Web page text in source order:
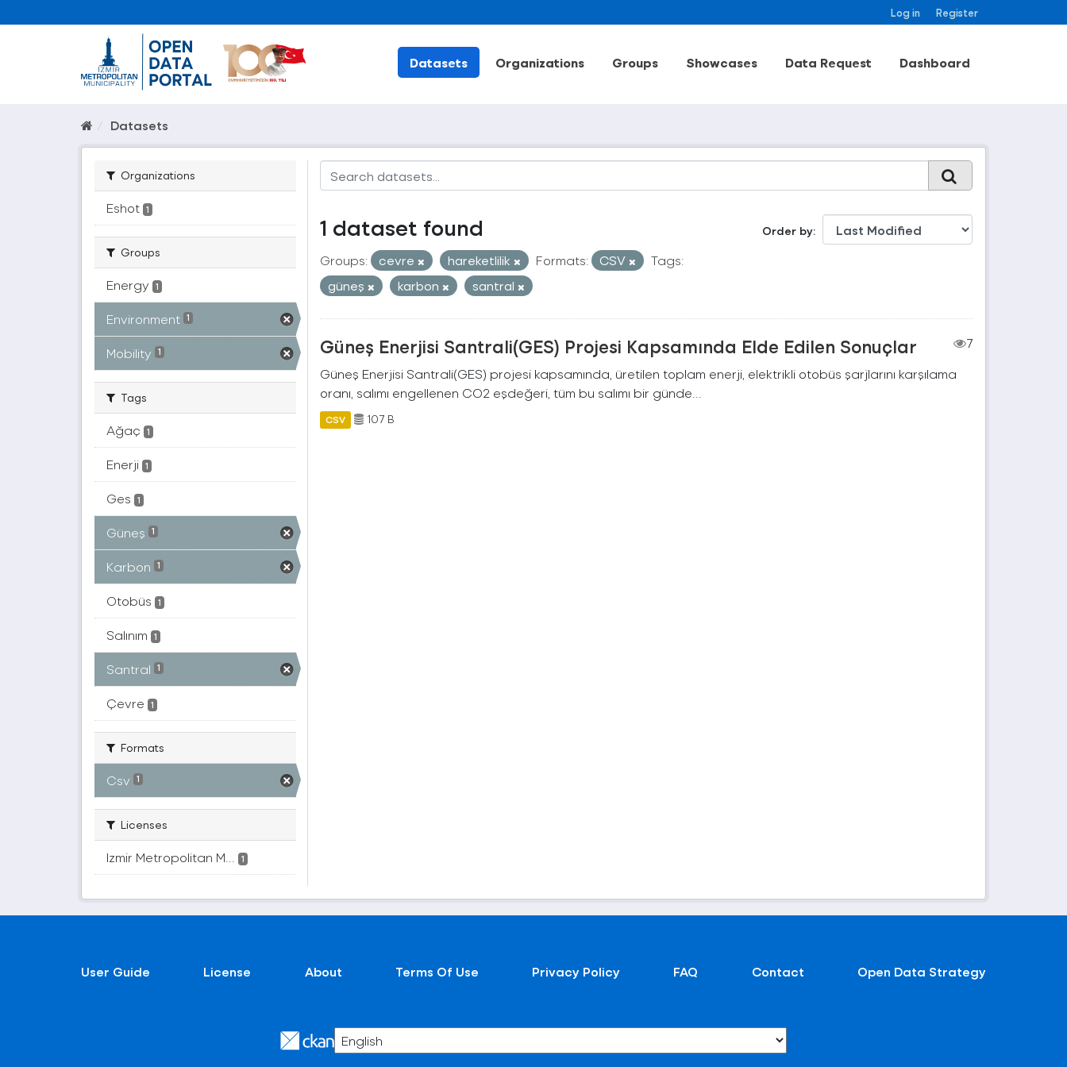
Log in Register
Datasets Organizations Groups Showcases Data Request Dashboard
Datasets
Organizations
Eshot 1
Groups
Energy 1
Environment 1
Mobility 1
Tags
Ağaç 1
Enerji 1
Ges 1
Güneş 1
Karbon 1
Otobüs 1
Salınım 1
Santral 1
Çevre 1
Formats
Csv 1
Licenses
Izmir Metropolitan M... 1
Order by
1 dataset found
Groups: cevre hareketlilik Formats: CSV
Tags:
güneş
karbon santral
Güneş Enerjisi Santrali(GES) Projesi Kapsamında Elde Edilen Sonuçlar
7
Güneş Enerjisi Santrali(GES) projesi kapsamında, üretilen toplam enerji, elektrikli otobüs şarjlarını karşılama
oranı, salımı engellenen CO2 eşdeğeri, tüm bu salımı bir günde...
CSV 107 B
User Guide License About Terms Of Use Privacy Policy FAQ Contact Open Data Strategy